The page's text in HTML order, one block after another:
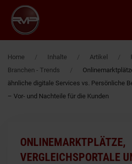
Zum Hauptinhalt springen
Home Inhalte Artikel
Branchen - Trends
ähnliche digitale Services vs. Persönliche
– Vor- und Nachteile für die Kunden
ONLINEMARKTPLÄTZE,
VERGLEICHSPORTALE